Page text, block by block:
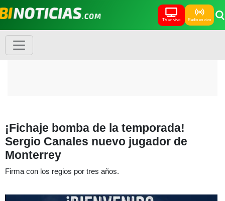
TV en vivo Radio en vivo
¡Fichaje bomba de la temporada!
Sergio Canales nuevo jugador de
Monterrey
Firma con los regios por tres años.